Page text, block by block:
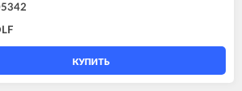
КУПИТЬ